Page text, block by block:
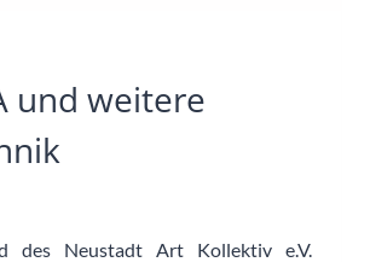
und weitere
des Neustadt Art Kollektiv e.V.